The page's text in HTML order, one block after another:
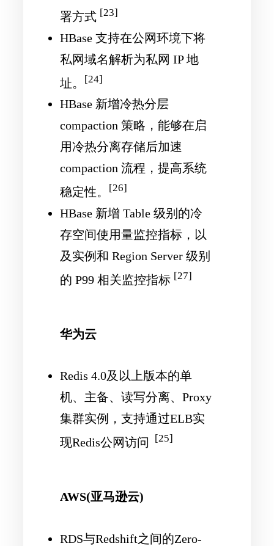
署方式 [23]
HBase 支持在公网环境下将
私网域名解析为私网 IP 地
址。
[24]
HBase 新增冷热分层
compaction 策略，能够在启
用冷热分离存储后加速
compaction 流程，提高系统
稳定性。
[26]
HBase 新增 Table 级别的冷
存空间使用量监控指标，以
及实例和 Region Server 级别
的 P99 相关监控指标 [27]
华为云
Redis 4.0及以上版本的单
机、主备、读写分离、Proxy
集群实例，支持通过ELB实
现Redis公网访问
[25]
AWS(亚马逊云)
RDS与Redshift之间的Zero-